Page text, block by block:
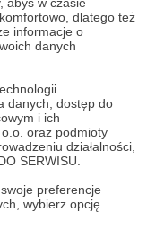
dlatego też
informacje o
danych
danych, dostęp do
i ich
oraz podmioty
działalności,
SERWISU.
preferencje
wybierz opcję
"Zgodna na
formularz
serwisu oraz